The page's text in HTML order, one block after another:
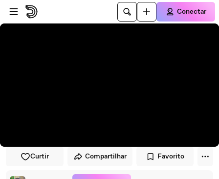
Pular para o player
Ir para o conteúdo principal
Conectar
Curtir Compartilhar Favorito